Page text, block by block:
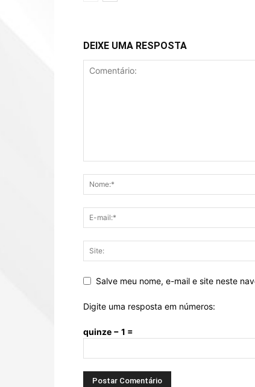
DEIXE UMA RESPOSTA
Salve meu nome, e-mail e site neste
Digite uma resposta em números:
quinze − 1 =